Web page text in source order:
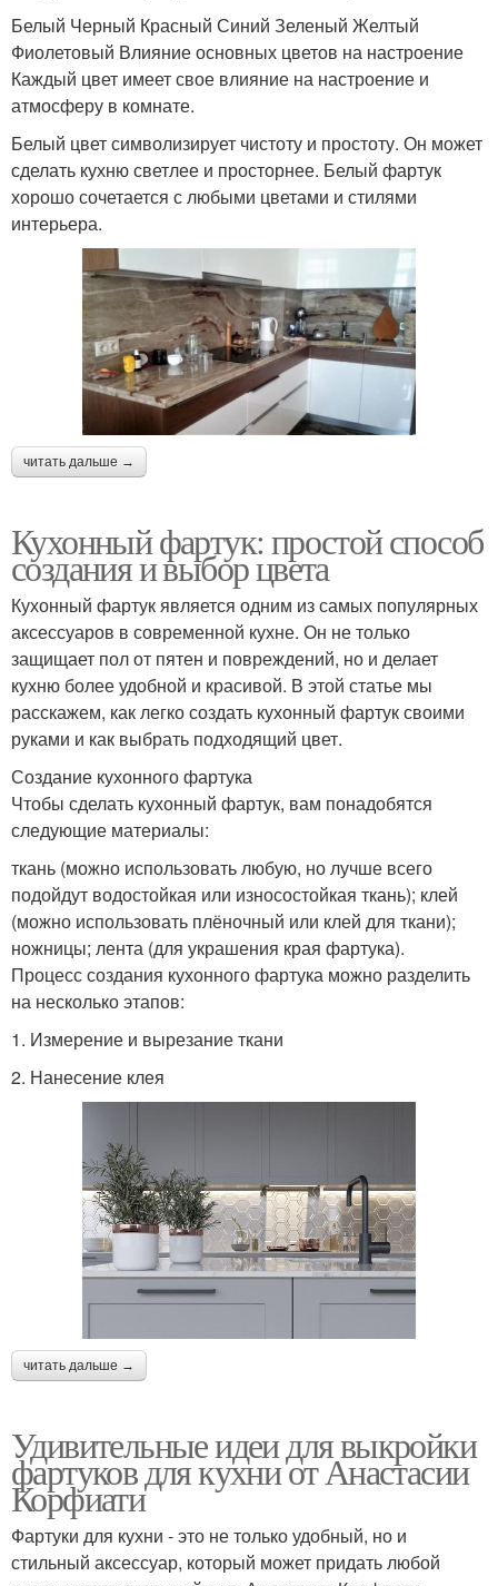
Белый Черный Красный Синий Зеленый Желтый
Фиолетовый Влияние основных цветов на настроение
Каждый цвет имеет свое влияние на настроение и
атмосферу в комнате.
Белый цвет символизирует чистоту и простоту. Он может
сделать кухню светлее и просторнее. Белый фартук
хорошо сочетается с любыми цветами и стилями
интерьера.
читать дальше →
Кухонный фартук: простой способ
создания и выбор цвета
Кухонный фартук является одним из самых популярных
аксессуаров в современной кухне. Он не только
защищает пол от пятен и повреждений, но и делает
кухню более удобной и красивой. В этой статье мы
расскажем, как легко создать кухонный фартук своими
руками и как выбрать подходящий цвет.
Создание кухонного фартука
Чтобы сделать кухонный фартук, вам понадобятся
следующие материалы:
ткань (можно использовать любую, но лучше всего
подойдут водостойкая или износостойкая ткань); клей
(можно использовать плёночный или клей для ткани);
ножницы; лента (для украшения края фартука).
Процесс создания кухонного фартука можно разделить
на несколько этапов:
1. Измерение и вырезание ткани
2. Нанесение клея
читать дальше →
Удивительные идеи для выкройки
фартуков для кухни от Анастасии
Корфиати
Фартуки для кухни - это не только удобный, но и
стильный аксессуар, который может придать любой